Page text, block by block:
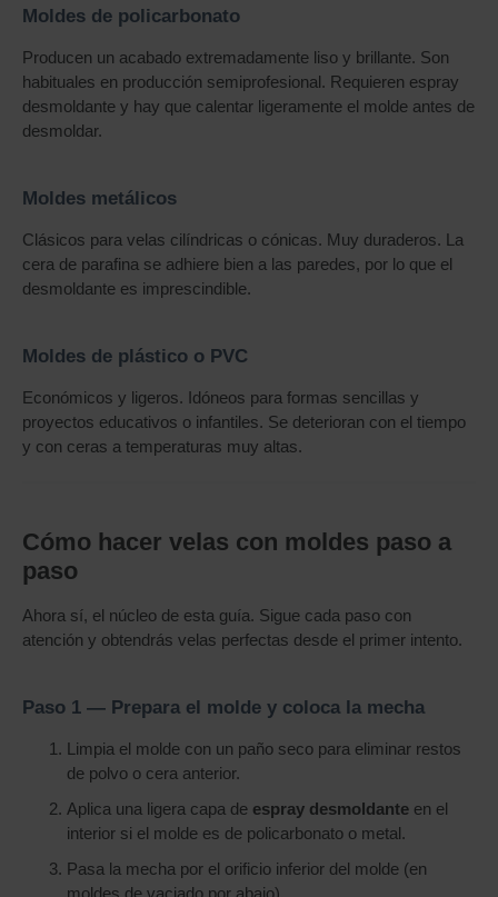
Moldes de policarbonato
Producen un acabado extremadamente liso y brillante. Son
habituales en producción semiprofesional. Requieren espray
desmoldante y hay que calentar ligeramente el molde antes de
desmoldar.
Moldes metálicos
Clásicos para velas cilíndricas o cónicas. Muy duraderos. La
cera de parafina se adhiere bien a las paredes, por lo que el
desmoldante es imprescindible.
Moldes de plástico o PVC
Económicos y ligeros. Idóneos para formas sencillas y
proyectos educativos o infantiles. Se deterioran con el tiempo
y con ceras a temperaturas muy altas.
Cómo hacer velas con moldes paso a
paso
Ahora sí, el núcleo de esta guía. Sigue cada paso con
atención y obtendrás velas perfectas desde el primer intento.
Paso 1 — Prepara el molde y coloca la mecha
Limpia el molde con un paño seco para eliminar restos
de polvo o cera anterior.
Aplica una ligera capa de espray desmoldante en el
interior si el molde es de policarbonato o metal.
Pasa la mecha por el orificio inferior del molde (en
moldes de vaciado por abajo).